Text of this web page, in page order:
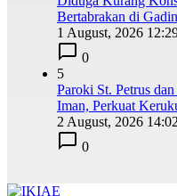
Bertabrakan di
1 August, 2026
0
5
Paroki St. Petrus
Iman, Perkuat
2 August, 2026
0